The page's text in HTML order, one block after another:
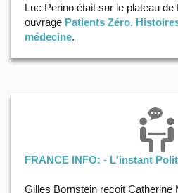
Luc Perino était sur le plateau
ouvrage Patients Zéro.
médecine.
FRANCE INFO: - L'instant
Gilles Bornstein reçoit Catherine